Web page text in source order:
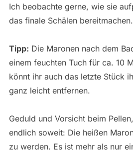
Ich beobachte gerne, wie sie
das finale Schälen bereitmachen.
Tipp: Die Maronen nach dem
einem feuchten Tuch für ca. 10
könnt ihr auch das letzte Stück
ganz leicht entfernen.
Geduld und Vorsicht beim
endlich soweit: Die heißen
zu werden. Es ist mehr als nur